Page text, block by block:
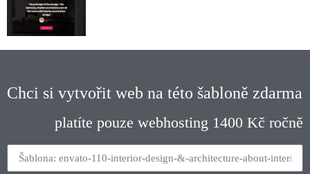
Chci si vytvořit web na této šabloně zdarma
platíte pouze webhosting 1400 Kč ročně